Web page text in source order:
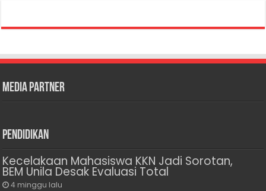
Media Partner
Pendidikan
Kecelakaan Mahasiswa KKN Jadi Sorotan,
BEM Unila Desak Evaluasi Total
4 minggu lalu